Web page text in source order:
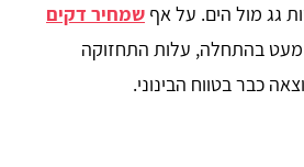
גג מול הים. על אף שמחיר דקים
בהתחלה, עלות התחזוקה
כבר בטווח הבינוני.